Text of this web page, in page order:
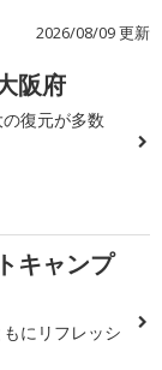
2026/08/09 更新
阪府
復元が多数
キャンプ
にリフレッシ